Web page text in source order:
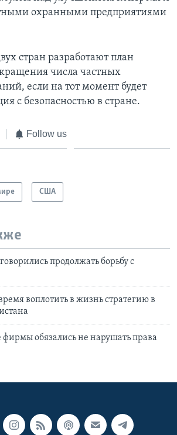
охранными предприятиями
стран разработают план
числа частных
если на тот момент будет
с безопасностью в стране.
Follow us
США
продолжать борьбу с
воплотить в жизнь стратегию в
обязались не нарушать права